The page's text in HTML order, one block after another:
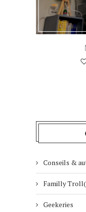
Conseils &
Familly
Geekeries